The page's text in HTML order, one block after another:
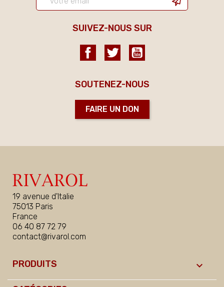
SUIVEZ-NOUS SUR
FacebookTwitter
SOUTENEZ-NOUS
FAIRE UN DON
19 avenue d'Italie
75013 Paris
France
06 40 87 72 79
contact@rivarol.com
PRODUITS 